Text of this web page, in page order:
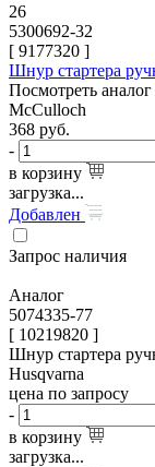
26
5300692-32
[ 9177320 ]
Шнур стартера
Посмотреть аналог
McCulloch
368 руб.
-
в корзину
загрузка...
Добавлен
Запрос наличия
Аналог
5074335-77
[ 10219820 ]
Шнур стартера
Husqvarna
цена по запросу
-
в корзину
загрузка...